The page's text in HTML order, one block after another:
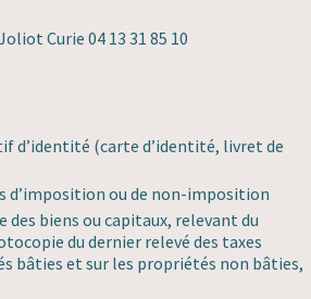
Curie 04 13 31 85 10
d’identité (carte d’identité, livret de
d’imposition ou de non-imposition
biens ou capitaux, relevant du
du dernier relevé des taxes
bâties et sur les propriétés non bâties,